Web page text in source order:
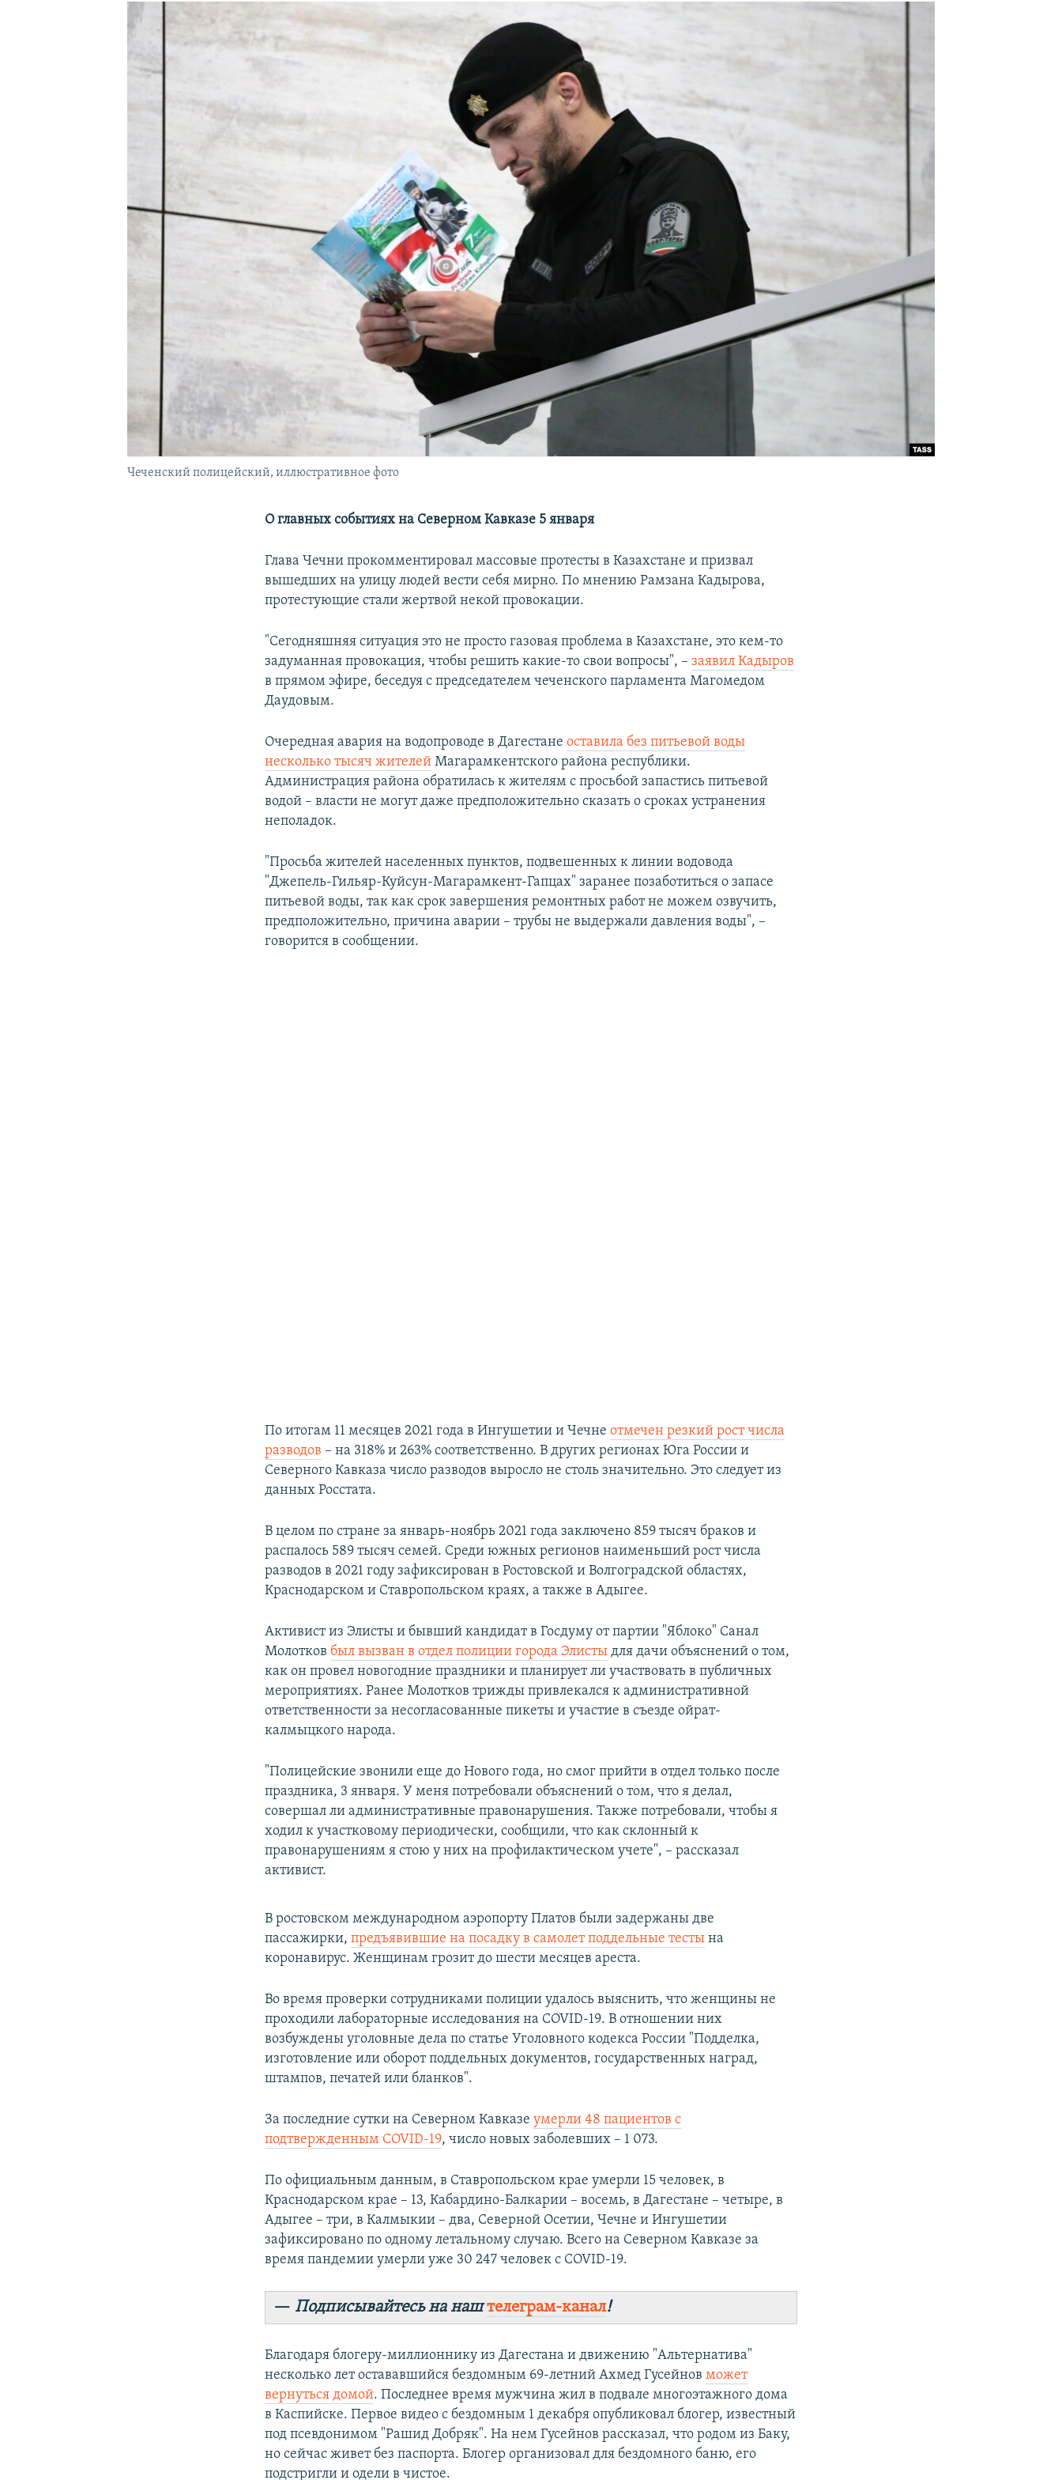
ПОДПИШИТЕСЬ НА РАССЫЛКУ
Чеченский полицейский, иллюстративное фото
О главных событиях на Северном Кавказе 5 января
Глава Чечни прокомментировал массовые протесты в Казахстане и призвал
вышедших на улицу людей вести себя мирно. По мнению Рамзана Кадырова,
протестующие стали жертвой некой провокации.
"Сегодняшняя ситуация это не просто газовая проблема в Казахстане, это кем-то
задуманная провокация, чтобы решить какие-то свои вопросы", –заявил Кадыров
в прямом эфире, беседуя с председателем чеченского парламента Магомедом
Даудовым.
Очередная авария на водопроводе в Дагестанеоставила без питьевой воды
несколько тысяч жителей Магарамкентского района республики.
Администрация района обратилась к жителям с просьбой запастись питьевой
водой – власти не могут даже предположительно сказать о сроках устранения
неполадок.
"Просьба жителей населенных пунктов, подвешенных к линии водовода
"Джепель-Гильяр-Куйсун-Магарамкент-Гапцах" заранее позаботиться о запасе
питьевой воды, так как срок завершения ремонтных работ не можем озвучить,
предположительно, причина аварии – трубы не выдержали давления воды", –
говорится в сообщении.
По итогам 11 месяцев 2021 года в Ингушетии и Чечнеотмечен резкий рост числа
разводов – на 318% и 263% соответственно. В других регионах Юга России и
Северного Кавказа число разводов выросло не столь значительно. Это следует из
данных Росстата.
В целом по стране за январь-ноябрь 2021 года заключено 859 тысяч браков и
распалось 589 тысяч семей. Среди южных регионов наименьший рост числа
разводов в 2021 году зафиксирован в Ростовской и Волгоградской областях,
Краснодарском и Ставропольском краях, а также в Адыгее.
Активист из Элисты и бывший кандидат в Госдуму от партии "Яблоко" Санал
Молотков был вызван в отдел полиции города Элисты для дачи объяснений о том,
как он провел новогодние праздники и планирует ли участвовать в публичных
мероприятиях. Ранее Молотков трижды привлекался к административной
ответственности за несогласованные пикеты и участие в съезде ойрат-
калмыцкого народа.
"Полицейские звонили еще до Нового года, но смог прийти в отдел только после
праздника, 3 января. У меня потребовали объяснений о том, что я делал,
совершал ли административные правонарушения. Также потребовали, чтобы я
ходил к участковому периодически, сообщили, что как склонный к
правонарушениям я стою у них на профилактическом учете", – рассказал
активист.
В ростовском международном аэропорту Платов были задержаны две
пассажирки,предъявившие на посадку в самолет поддельные тесты на
коронавирус. Женщинам грозит до шести месяцев ареста.
Во время проверки сотрудниками полиции удалось выяснить, что женщины не
проходили лабораторные исследования на COVID-19. В отношении них
возбуждены уголовные дела по статье Уголовного кодекса России "Подделка,
изготовление или оборот поддельных документов, государственных наград,
штампов, печатей или бланков".
За последние сутки на Северном Кавказеумерли 48 пациентов с
подтвержденным COVID-19, число новых заболевших – 1 073.
По официальным данным, в Ставропольском крае умерли 15 человек, в
Краснодарском крае – 13, Кабардино-Балкарии – восемь, в Дагестане – четыре, в
Адыгее – три, в Калмыкии – два, Северной Осетии, Чечне и Ингушетии
зафиксировано по одному летальному случаю. Всего на Северном Кавказе за
время пандемии умерли уже 30 247 человек с COVID-19.
— Подписывайтесь на наштелеграм-канал!
Благодаря блогеру-миллионнику из Дагестана и движению "Альтернатива"
несколько лет остававшийся бездомным 69-летний Ахмед Гусейновможет
вернуться домой. Последнее время мужчина жил в подвале многоэтажного дома
в Каспийске. Первое видео с бездомным 1 декабря опубликовал блогер, известный
под псевдонимом "Рашид Добряк". На нем Гусейнов рассказал, что родом из Баку,
но сейчас живет без паспорта. Блогер организовал для бездомного баню, его
подстригли и одели в чистое.